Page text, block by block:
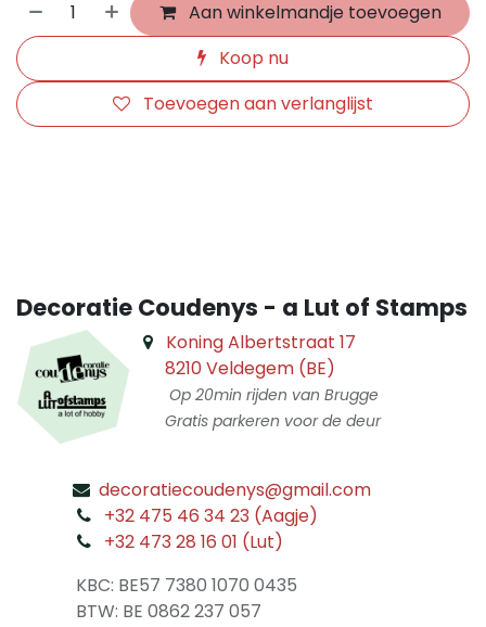
Aan winkelmandje toevoegen
Koop nu
Toevoegen aan verlanglijst
Decoratie Coudenys - a Lut of Stamps
Koning Albertstraat 17
8210 Veldegem (BE)
Op 20min rijden van Brugge
Gratis parkeren voor de deur
decoratiecoudenys@gmail.com
+32 475 46 34 23 (Aagje)
+32 473 28 16 01 (Lut)
KBC: BE57 7380 1070 0435
​ BTW: BE 0862 237 057